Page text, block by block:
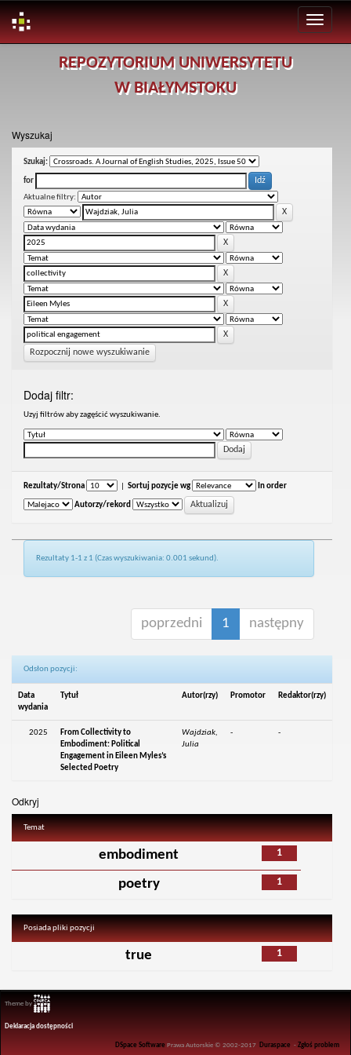
REPOZYTORIUM UNIWERSYTETU
W BIAŁYMSTOKU
Wyszukaj
Szukaj:
for
Aktualne filtry:
Rozpocznij nowe wyszukiwanie
Dodaj filtr:
Uzyj filtrów aby zagęścić wyszukiwanie.
Rezultaty/Strona Sortuj pozycje wg In order
Autorzy/rekord
Rezultaty 1-1 z 1 (Czas wyszukiwania: 0.001 sekund).
poprzedni 1 następny
Odsłon pozycji:
Data
wydania
Tytuł Autor(rzy) Promotor Redaktor(rzy)
2025
From Collectivity to
Embodiment: Political
Engagement in Eileen Myles’s
Selected Poetry
Wajdziak,
Julia
- -
Odkryj
Temat
1
embodiment
1
poetry
Posiada pliki pozycji
1
true
Theme by
Deklaracja dostępności
DSpace Software Prawa Autorskie © 2002-2017 Duraspace -Zgłoś problem